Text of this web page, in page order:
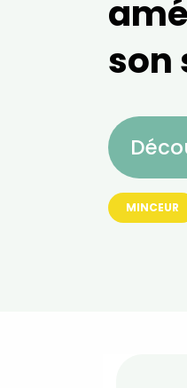
son
MINCEUR